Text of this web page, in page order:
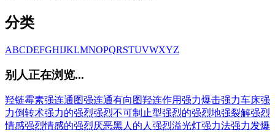
分类
ABCDEFGHIJKLMNOPQRSTUVWXYZ
别人正在浏览...
羟链霉素强连通图强连通有向图羟连作用强力爆击强力车床强
力倒转术强力的强烈强烈不可制止型强烈的强烈地强裂解强烈
情感强烈情感的强烈厌恶黑人的人 强烈溢光灯强力法强力发爆